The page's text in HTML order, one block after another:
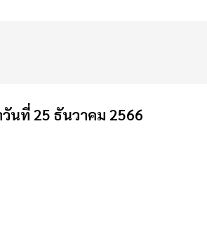
นที่ 25 ธันวาคม 2566